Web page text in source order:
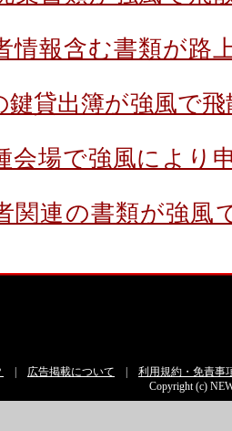
情報含む書類が路
鍵貸出簿が強風で
会場で強風により
関連の書類が強風
広告掲載について
利用規約・免責事
Copyright (c)